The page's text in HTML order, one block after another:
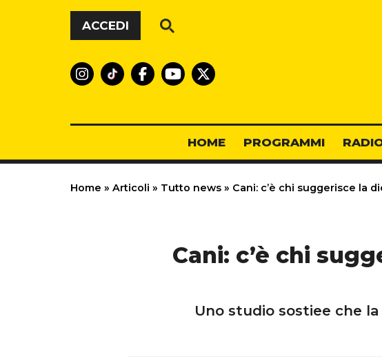
Vai al contenuto
ACCEDI
HOME PROGRAMMI
Home » Articoli » Tutto news » Cani: c’è chi suggerisce la
Cani: c’è chi
Uno studio sostiee che